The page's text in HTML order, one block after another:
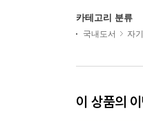
카테고리 분류
국내도서 자
이 상품의